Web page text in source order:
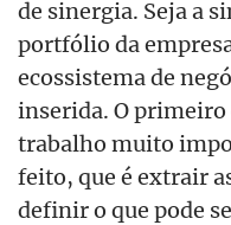
de sinergia. Seja a
portfólio da
ecossistema de
inserida. O primeiro
trabalho muito
feito, que é extrair
definir o que pode